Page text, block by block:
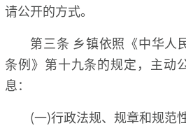
请公开的方式。
第三条 乡镇依照《中华人
条例》第十九条的规定，主动
息：
(一)行政法规、规章和规范